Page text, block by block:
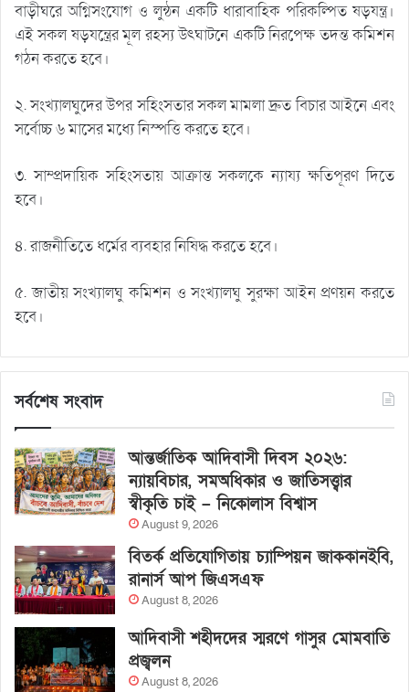
বাড়ীঘরে অগ্নিসংযোগ ও লুন্ঠন একটি ধারাবাহিক পরিকল্পিত ষড়যন্ত্র।
এই সকল ষড়যন্ত্রের মূল রহস্য উৎঘাটনে একটি নিরপেক্ষ তদন্ত কমিশন
গঠন করতে হবে।
২. সংখ্যালঘুদের উপর সহিংসতার সকল মামলা দ্রুত বিচার আইনে এবং
সর্বোচ্চ ৬ মাসের মধ্যে নিস্পত্তি করতে হবে।
৩. সাম্প্রদায়িক সহিংসতায় আক্রান্ত সকলকে ন্যায্য ক্ষতিপূরণ দিতে
হবে।
৪. রাজনীতিতে ধর্মের ব্যবহার নিষিদ্ধ করতে হবে।
৫. জাতীয় সংখ্যালঘু কমিশন ও সংখ্যালঘু সুরক্ষা আইন প্রণয়ন করতে
হবে।
সর্বশেষ সংবাদ
আন্তর্জাতিক আদিবাসী দিবস ২০২৬:
ন্যায়বিচার, সমঅধিকার ও জাতিসত্ত্বার
স্বীকৃতি চাই – নিকোলাস বিশ্বাস
August 9, 2026
বিতর্ক প্রতিযোগিতায় চ্যাম্পিয়ন জাককানইবি,
রানার্স আপ জিএসএফ
August 8, 2026
আদিবাসী শহীদদের স্মরণে গাসুর মোমবাতি
প্রজ্বলন
August 8, 2026